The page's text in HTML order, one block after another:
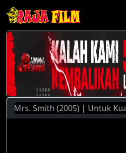
Smith (2005) | Untuk